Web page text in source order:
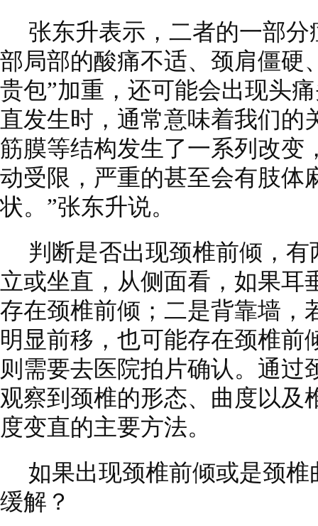
张东升表示，二者的一部
部局部的酸痛不适、颈肩僵硬
贵包”加重，还可能会出现头
直发生时，通常意味着我们的
筋膜等结构发生了一系列改变
动受限，严重的甚至会有肢体
状。”张东升说。
判断是否出现颈椎前倾，
立或坐直，从侧面看，如果耳
存在颈椎前倾；二是背靠墙，
明显前移，也可能存在颈椎前
则需要去医院拍片确认。通
观察到颈椎的形态、曲度以及
度变直的主要方法。
如果出现颈椎前倾或是颈
缓解？